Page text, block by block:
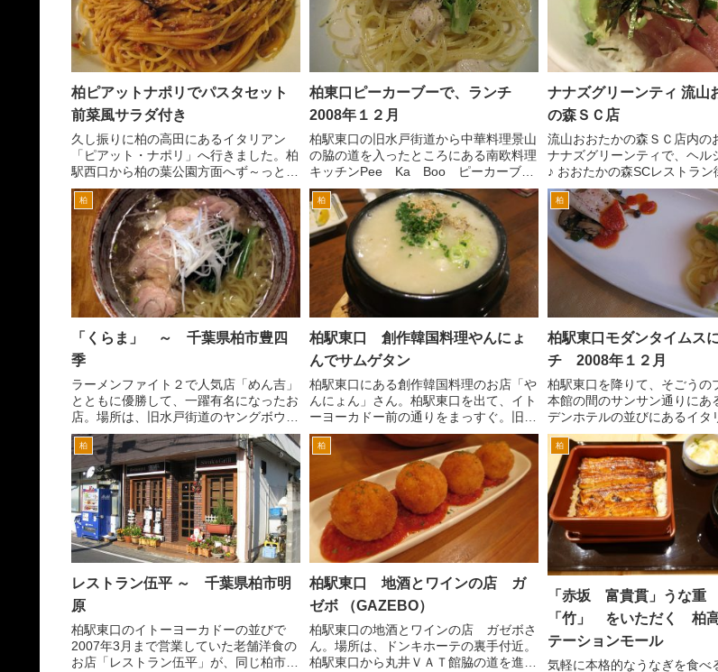
柏ピアットナポリでパスタセット
前菜風サラダ付き
久し振りに柏の高田にあるイタリアン
「ピアット・ナポリ」へ行きました。柏
駅西口から柏の葉公園方面へず～っと行
ったバス通り沿いにあります。 夜だっ
たので、結構店内は混んでました。カッ
プル、グループなどが多かったでしょう
か。 やはりパスタが食べた...
柏東口ピーカーブーで、ランチ
2008年１２月
柏駅東口の旧水戸街道から中華料理景山
の脇の道を入ったところにある南欧料理
キッチンPee Ka Boo ピーカーブ
ー さんが、お昼営業しているので、入
ってみました。 というのも先週の夜に
ピーカーブーさんに飲みにいって、やっ
ぱりここは、おいしい...
ナナズグリーンティ 流山
の森ＳＣ店
流山おおたかの森ＳＣ店内の
ナナズグリーンティで、ヘル
♪ おおたかの森SCレストラン
茶をテーマにしたカフェ。ラ
は、ヘルシーなセットメニュ
す。 入り口で先に注文をし
店頭にあるメニューを...
柏
「くらま」 ～ 千葉県柏市豊四
季
ラーメンファイト２で人気店「めん吉」
とともに優勝して、一躍有名になったお
店。場所は、旧水戸街道のヤングボウル
の高架橋の交差点、つまりめん吉がある
交差点を柏方面へ。ちょっと進むと信号
があるＴ字路があるのですが、その交差
点の右手です。店舗脇に駐...
柏
柏駅東口 創作韓国料理やんにょ
んでサムゲタン
柏駅東口にある創作韓国料理のお店「や
んにょん」さん。柏駅東口を出て、イト
ーヨーカドー前の通りをまっすぐ。旧水
戸街道を超えて、はじめて左折できる路
地（長全寺商店街）を左折したらすぐ左
にあります。徒歩5分位でしょうか。通
りからはこの看板が目印で...
柏
柏駅東口モダンタイムス
チ 2008年１２月
柏駅東口を降りて、そごうの
本館の間のサンサン通りにあ
デンホテルの並びにあるイタ
ダンタイムス」にランチに行
比較的遅い時間に行ったので
それほど混雑してませんでし
ずランチメニューから ...
柏
レストラン伍平 ～ 千葉県柏市明
原
柏駅東口のイトーヨーカドーの並びで
2007年3月まで営業していた老舗洋食の
お店「レストラン伍平」が、同じ柏市
柏
柏駅東口 地酒とワインの店 ガ
ゼボ （GAZEBO）
柏駅東口の地酒とワインの店 ガゼボさ
ん。場所は、ドンキホーテの裏手付近。
柏駅東口から丸井ＶＡＴ館脇の道を進
柏
「赤坂 富貴貫」うな重
「竹」 をいただく 柏
テーションモール
気軽に本格的なうなぎを食べ